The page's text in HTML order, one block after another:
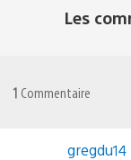
Les
1 Commentaire
gregdu14